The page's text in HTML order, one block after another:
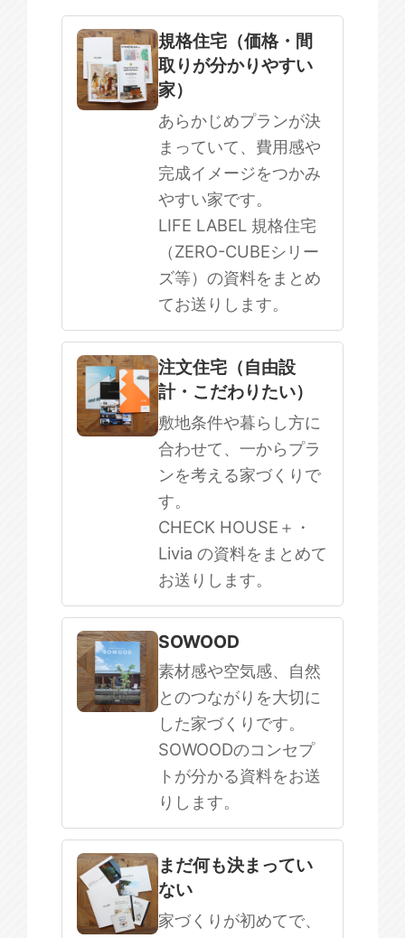
規格住宅
注文住宅
SOWOOD
まだ何も決まっていない
規格住宅（価格・間
取りが分かりやすい
家）
あらかじめプランが決
まっていて、費用感や
完成イメージをつかみ
やすい家です。
LIFE LABEL 規格住宅
（ZERO-CUBEシリー
ズ等）の資料をまとめ
てお送りします。
注文住宅（自由設
計・こだわりたい）
敷地条件や暮らし方に
合わせて、一からプラ
ンを考える家づくりで
す。
CHECK HOUSE＋・
Livia の資料をまとめて
お送りします。
SOWOOD
素材感や空気感、自然
とのつながりを大切に
した家づくりです。
SOWOODのコンセプ
トが分かる資料をお送
りします。
まだ何も決まってい
ない
家づくりが初めてで、